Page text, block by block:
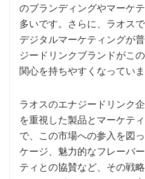
のブランディングやマーケ
多いです。さらに、ラオス
デジタルマーケティングが
ジードリンクブランドがこ
関心を持ちやすくなってい
ラオスのエナジードリンク
を重視した製品とマーケテ
で、この市場への参入を図
ケージ、魅力的なフレーバ
ティとの協賛など、その戦